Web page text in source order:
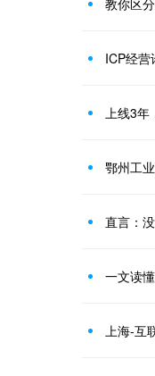
教你区
ICP经营
上线3年
直言：
一文读
上海-互